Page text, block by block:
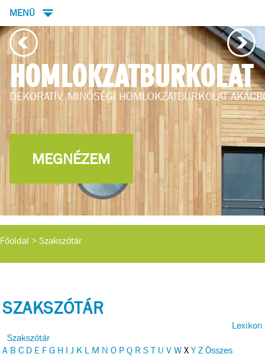
MENÜ
HOMLOKZATBURKOLAT
DEKORATÍV, MINŐSÉGI HOMLOKZATBURKOLAT
MEGNÉZEM
Főoldal >Szakszótár
Lexikon
SZAKSZÓTÁR
Szakszótár
A B C D E F G H I J K L M N O P Q R S T U V W X Y Z Összes